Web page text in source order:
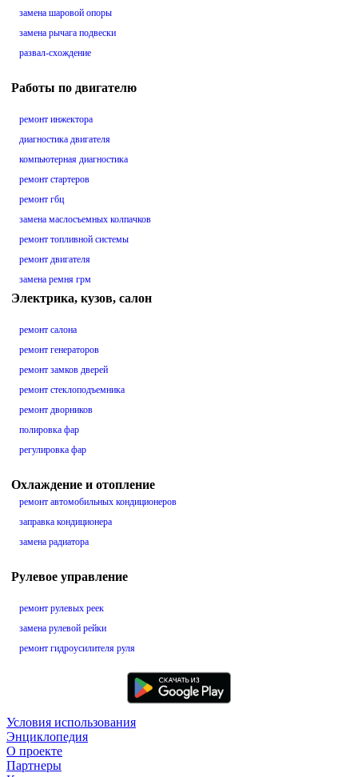
замена шаровой опоры
замена рычага подвески
развал-схождение
Работы по двигателю
ремонт инжектора
диагностика двигателя
компьютерная диагностика
ремонт стартеров
ремонт гбц
замена маслосъемных колпачков
ремонт топливной системы
ремонт двигателя
замена ремня грм
Электрика, кузов, салон
ремонт салона
ремонт генераторов
ремонт замков дверей
ремонт стеклоподъемника
ремонт дворников
полировка фар
регулировка фар
Охлаждение и отопление
ремонт автомобильных кондиционеров
заправка кондиционера
замена радиатора
Рулевое управление
ремонт рулевых реек
замена рулевой рейки
ремонт гидроусилителя руля
Условия использования
Энциклопедия
О проекте
Партнеры